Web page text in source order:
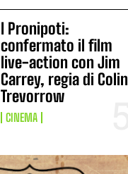
I Pronipoti:
confermato il film
live-action con Jim
Carrey, regia di Colin
Trevorrow
CINEMA